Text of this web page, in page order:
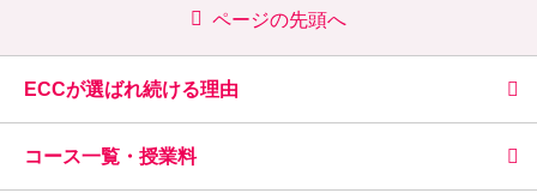
ページの先頭へ
ECCが選ばれ続ける理由
コース一覧・授業料